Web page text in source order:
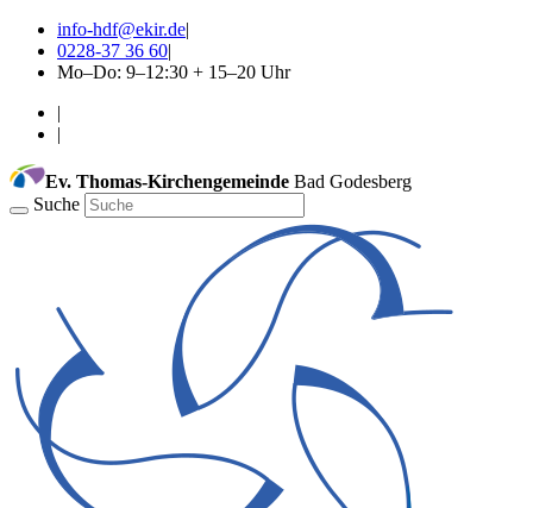
info-hdf@ekir.de|
0228-37 36 60|
Mo–Do: 9–12:30 + 15–20 Uhr
|
|
Ev. Thomas-Kirchengemeinde Bad Godesberg
Suche